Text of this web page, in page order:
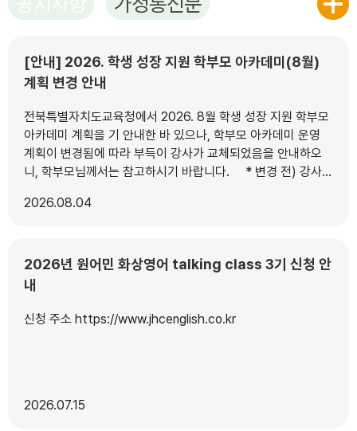
[안내] 2026. 학생 성장 지원 학부모 아카데미(8월)
계획 변경 안내
전북특별자치도교육청에서 2026. 8월 학생 성장 지원 학부모
아카데미 계획을 기 안내한 바 있으나, 학부모 아카데미 운영
계획이 변경됨에 따라 부득이 강사가 교체되었음을 안내하오
니, 학부모님께서는 참고하시기 바랍니다. * 변경 전) 강사:
후) 강사: 박기원 박사(한의학·의학) / 주제: 내 아이 바른 성장
2026 08.04
2026년 원어민 화상영어 talking class 3기 신청 안
내
신청 주소 https://www.jhcenglish.co.kr
2026 07.15